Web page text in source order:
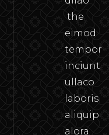
the
eimod
tempor
inciunt
ullaco
laboris
aliquip
alora